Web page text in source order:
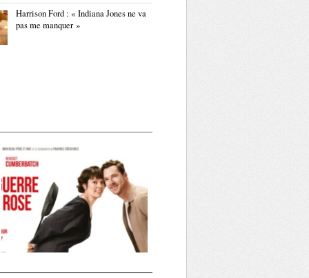
Harrison Ford : « Indiana Jones ne va
pas me manquer »